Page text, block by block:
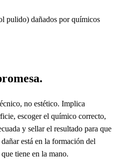
pulido) dañados por químicos
no estético. Implica
escoger el químico correcto,
y sellar el resultado para que
está en la formación del
tiene en la mano.